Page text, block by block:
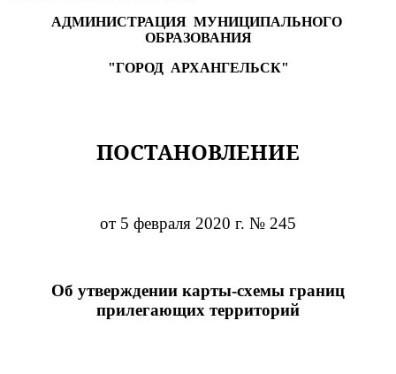
АДМИНИСТРАЦИЯ МУНИЦИПАЛЬНОГО
ОБРАЗОВАНИЯ
"ГОРОД АРХАНГЕЛЬСК"
ПОСТАНОВЛЕНИЕ
от 5 февраля 2020 г. № 245
Об утверждении карты-схемы границ
прилегающих территорий